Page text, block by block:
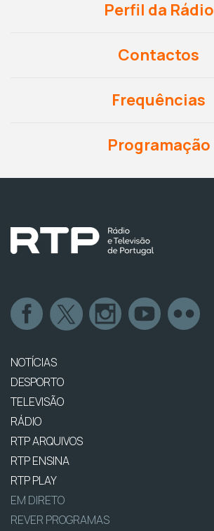
Perfil da Rádio
Contactos
Frequências
Programação
NOTÍCIAS
DESPORTO
TELEVISÃO
RÁDIO
RTP ARQUIVOS
RTP ENSINA
RTP PLAY
EM DIRETO
REVER PROGRAMAS